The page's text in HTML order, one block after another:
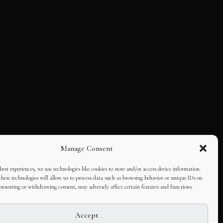
Manage Consent
experiences, we use technologies like cookies to store and/or access device information.
technologies will allow us to process data such as browsing behavior or unique IDs on
or withdrawing consent, may adversely affect certain features and functions.
Accept